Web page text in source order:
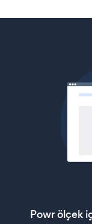
Powr ölçek